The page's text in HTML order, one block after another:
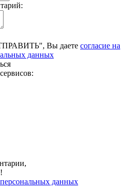
Вы даете согласие на
данных
данных